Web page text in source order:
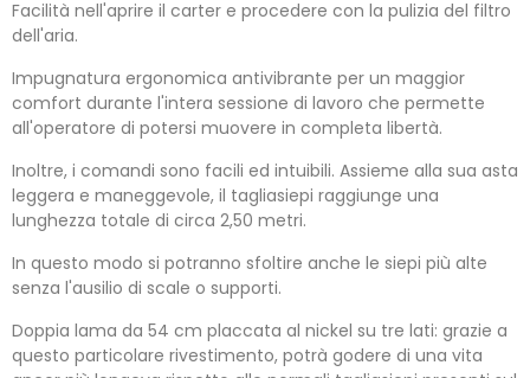
Facilità nell'aprire il carter e procedere con la pulizia del filtro
dell'aria.
Impugnatura ergonomica antivibrante per un maggior
comfort durante l'intera sessione di lavoro che permette
all'operatore di potersi muovere in completa libertà.
Inoltre, i comandi sono facili ed intuibili. Assieme alla sua asta
leggera e maneggevole, il tagliasiepi raggiunge una
lunghezza totale di circa 2,50 metri.
In questo modo si potranno sfoltire anche le siepi più alte
senza l'ausilio di scale o supporti.
Doppia lama da 54 cm placcata al nickel su tre lati: grazie a
questo particolare rivestimento, potrà godere di una vita